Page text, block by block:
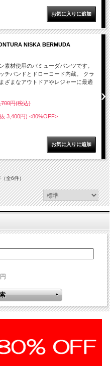
NISKA BERMUDA
素材使用のバミューダパンツです。
チバンドとドローコード内蔵。 クラ
ざまなアウトドアやレジャーに最適
円(税込)
3,400円) <80%OFF>
（全6件）
円